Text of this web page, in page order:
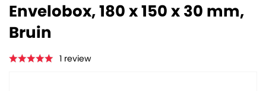
Envelobox, 180 x 150 x 30 mm,
Bruin
1 review